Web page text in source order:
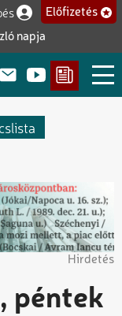
napja
fiók
Előfizetés
Hirdetés
péntek